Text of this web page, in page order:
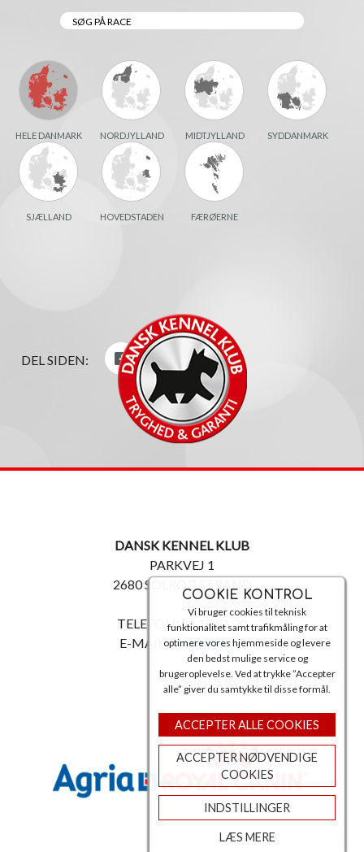
COOKIE KONTROL
Vi bruger cookies til teknisk
funktionalitet samt trafikmåling for at
optimere vores hjemmeside og levere
den bedst mulige service og
brugeroplevelse. Ved at trykke ”Accepter
alle” giver du samtykke til disse formål.
ACCEPTER ALLE COOKIES
ACCEPTER NØDVENDIGE
COOKIES
INDSTILLINGER
LÆS MERE
HELE DANMARK NORDJYLLAND MIDTJYLLAND SYDDANMARK
SJÆLLAND HOVEDSTADEN FÆRØERNE
DEL SIDEN:
DANSK KENNEL KLUB
PARKVEJ 1
2680 SOLRØD STRAND
TELEFON: 56 18 81 00
E-MAIL:post@dkk.dk